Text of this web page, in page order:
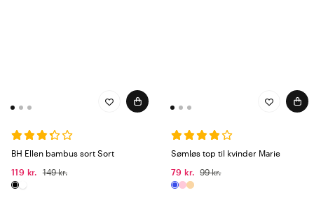
BH Ellen bambus sort Sort
119 kr.
149 kr.
Sømløs top til kvinder Marie
79 kr.
99 kr.